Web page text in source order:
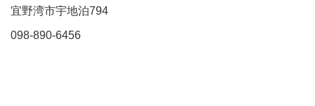
宜野湾市宇地泊794
098-890-6456